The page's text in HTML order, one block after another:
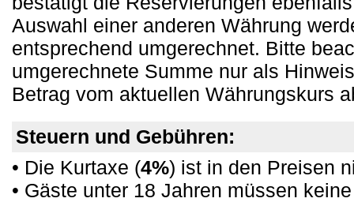
Auswahl einer anderen Währung
entsprechend umgerechnet. Bitte
umgerechnete Summe nur als
Betrag vom aktuellen Währungskurs
Steuern und Gebühren:
• Die Kurtaxe (4%) ist in den Preisen
• Gäste unter 18 Jahren müssen